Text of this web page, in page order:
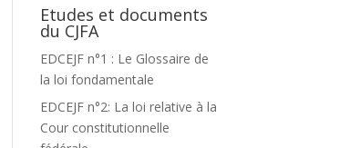
Etudes et documents
du CJFA
EDCEJF n°1 : Le Glossaire de
la loi fondamentale
EDCEJF n°2: La loi relative à la
Cour constitutionnelle